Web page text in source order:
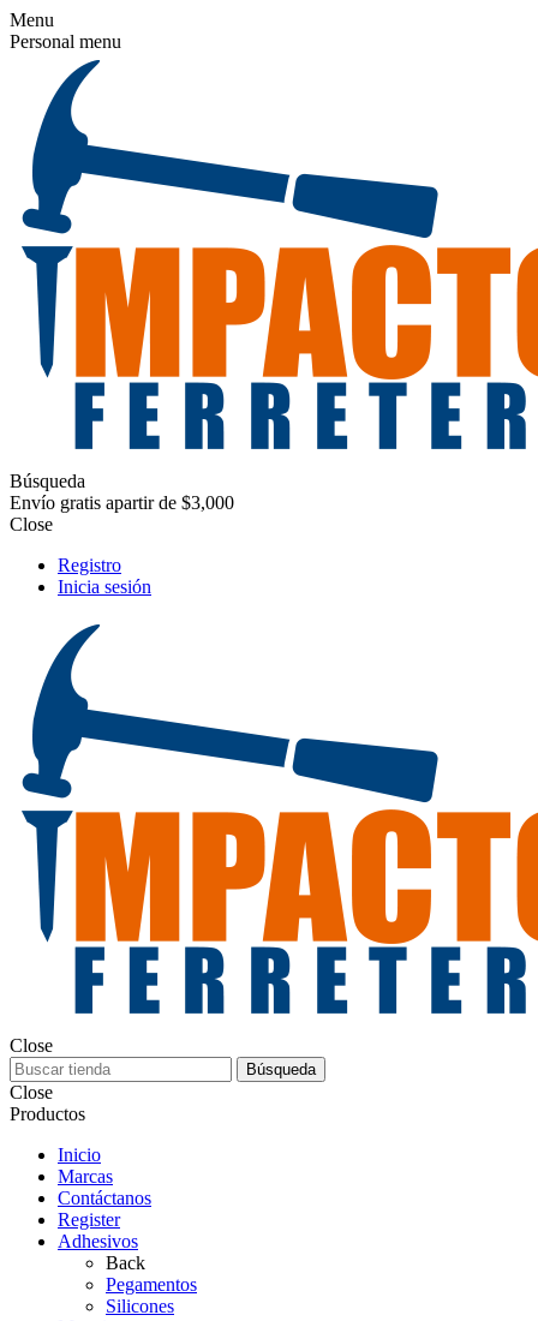
Menu
Personal menu
Búsqueda
Envío gratis apartir de $3,000
Close
Registro
Inicia sesión
Close
Búsqueda
Close
Productos
Inicio
Marcas
Contáctanos
Register
Adhesivos
Back
Pegamentos
Silicones